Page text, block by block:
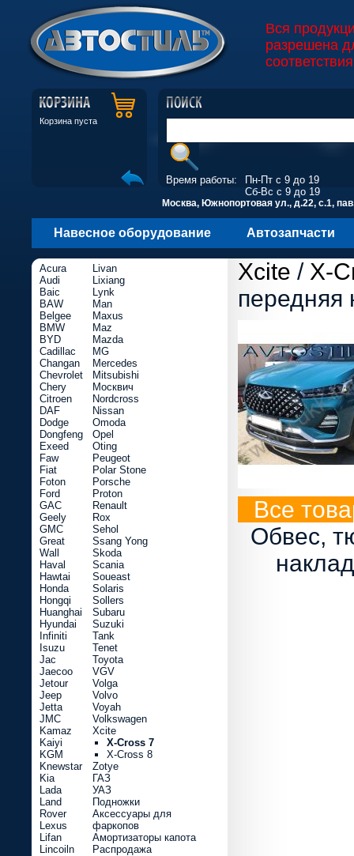
Вся
разрешена
Корзина пуста
Время работы:
Пн-Пт с 9 до 19
Сб-Вс с 9 до 19
Москва, Южнопортовая ул., д.22, с.1,
Навесное оборудование Автозапчасти
Xcite / X-
передняя
Все
Обвес,
Acura
Audi
Baic
BAW
Belgee
BMW
BYD
Cadillac
Changan
Chevrolet
Chery
Citroen
DAF
Dodge
Dongfeng
Exeed
Faw
Fiat
Foton
Ford
GAC
Geely
GMC
Great
Wall
Haval
Hawtai
Honda
Hongqi
Huanghai
Hyundai
Infiniti
Isuzu
Jac
Jaecoo
Jetour
Jeep
Jetta
JMC
Kamaz
Kaiyi
KGM
Knewstar
Kia
Lada
Land
Rover
Lexus
Lifan
Lincoiln
Livan
Lixiang
Lynk
Man
Maxus
Maz
Mazda
MG
Mercedes
Mitsubishi
Москвич
Nordcross
Nissan
Omoda
Opel
Oting
Peugeot
Polar Stone
Porsche
Proton
Renault
Rox
Sehol
Ssang Yong
Skoda
Scania
Soueast
Solaris
Sollers
Subaru
Suzuki
Tank
Tenet
Toyota
VGV
Volga
Volvo
Voyah
Volkswagen
Xcite
X-Cross 7
X-Cross 8
Zotye
ГАЗ
УАЗ
Подножки
Аксессуары для
фаркопов
Амортизаторы капота
Распродажа